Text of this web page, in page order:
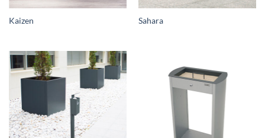
Kaizen Sahara